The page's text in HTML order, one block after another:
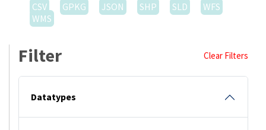
CSV
GPKG JSON SHP SLD
WFS
WMS
Filter Clear Filters
Datatypes